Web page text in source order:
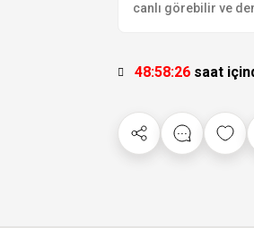
canlı görebilir ve
48:58:25 saat